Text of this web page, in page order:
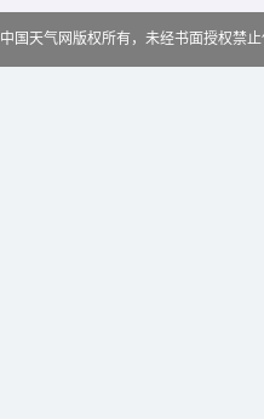
中国天气网版权所有，未经书面授权